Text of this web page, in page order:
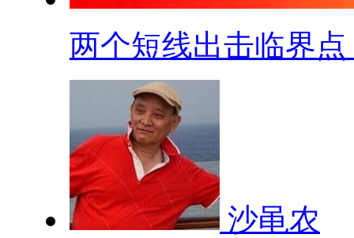
两个短线出击临界点
沙黾农